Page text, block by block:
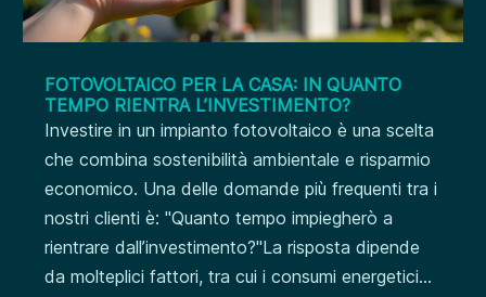
FOTOVOLTAICO PER LA CASA: IN QUANTO
TEMPO RIENTRA L’INVESTIMENTO?
Investire in un impianto fotovoltaico è una scelta
che combina sostenibilità ambientale e risparmio
economico. Una delle domande più frequenti tra i
nostri clienti è: "Quanto tempo impiegherò a
rientrare dall’investimento?"La risposta dipende
da molteplici fattori, tra cui i consumi energetici...